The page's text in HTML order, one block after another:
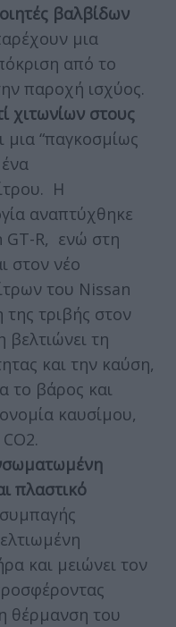
βαλβίδων
μια
από το
παροχή ισχύος.
χιτωνίων στους
μια “παγκoσμίως
Η
αναπτύχθηκε
GT-R, ενώ στη
στον νέο
του Nissan
τριβής στον
βελτιώνει τη
και την καύση,
το βάρος και
καυσίμου,
πλαστικό
και μειώνει τον
θέρμανση του